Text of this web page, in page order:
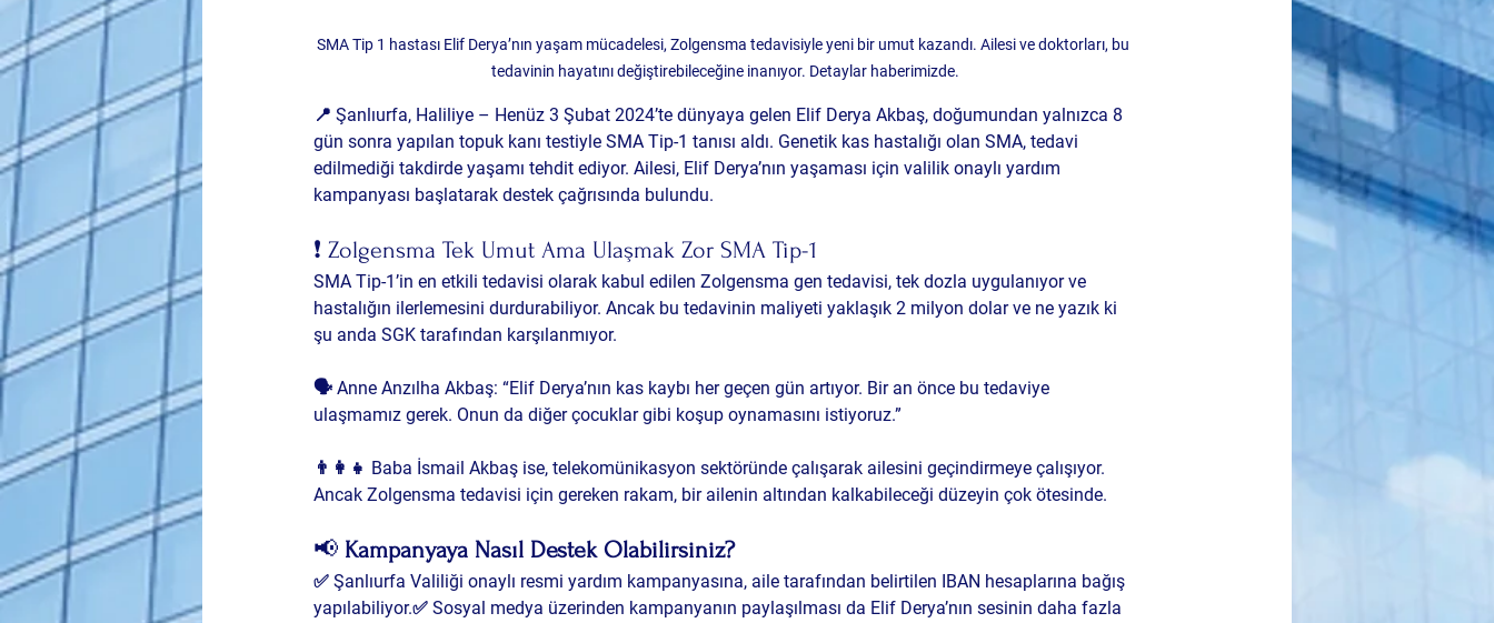
SMA Tip 1 hastası Elif Derya’nın yaşam mücadelesi, Zolgensma tedavisiyle yeni bir umut kazandı. Ailesi ve doktorları, bu
tedavinin hayatını değiştirebileceğine inanıyor. Detaylar haberimizde.
📍 Şanlıurfa, Haliliye – Henüz 3 Şubat 2024’te dünyaya gelen Elif Derya Akbaş, doğumundan yalnızca 8
gün sonra yapılan topuk kanı testiyle SMA Tip-1 tanısı aldı. Genetik kas hastalığı olan SMA, tedavi
edilmediği takdirde yaşamı tehdit ediyor. Ailesi, Elif Derya’nın yaşaması için valilik onaylı yardım
kampanyası başlatarak destek çağrısında bulundu.
❗ Zolgensma Tek Umut Ama Ulaşmak Zor SMA Tip-1
SMA Tip-1’in en etkili tedavisi olarak kabul edilen Zolgensma gen tedavisi, tek dozla uygulanıyor ve
hastalığın ilerlemesini durdurabiliyor. Ancak bu tedavinin maliyeti yaklaşık 2 milyon dolar ve ne yazık ki
şu anda SGK tarafından karşılanmıyor.
🗣️ Anne Anzılha Akbaş: “Elif Derya’nın kas kaybı her geçen gün artıyor. Bir an önce bu tedaviye
ulaşmamız gerek. Onun da diğer çocuklar gibi koşup oynamasını istiyoruz.”
👨‍👩‍👧 Baba İsmail Akbaş ise, telekomünikasyon sektöründe çalışarak ailesini geçindirmeye çalışıyor.
Ancak Zolgensma tedavisi için gereken rakam, bir ailenin altından kalkabileceği düzeyin çok ötesinde.
📢 Kampanyaya Nasıl Destek Olabilirsiniz?
✅ Şanlıurfa Valiliği onaylı resmi yardım kampanyasına, aile tarafından belirtilen IBAN hesaplarına bağış
yapılabiliyor.✅ Sosyal medya üzerinden kampanyanın paylaşılması da Elif Derya’nın sesinin daha fazla